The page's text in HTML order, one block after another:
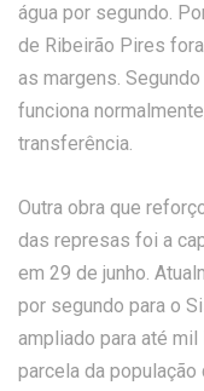
água por segundo.
de Ribeirão Pires
as margens.
funciona
transferência.
Outra obra que
das represas foi a
em 29 de junho.
por segundo para o
ampliado para até
parcela da população